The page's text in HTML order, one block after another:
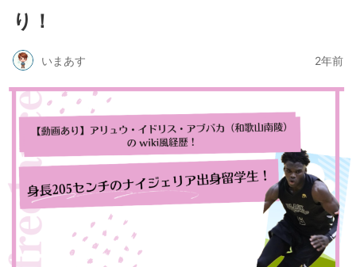
り！
いまあす 2年前